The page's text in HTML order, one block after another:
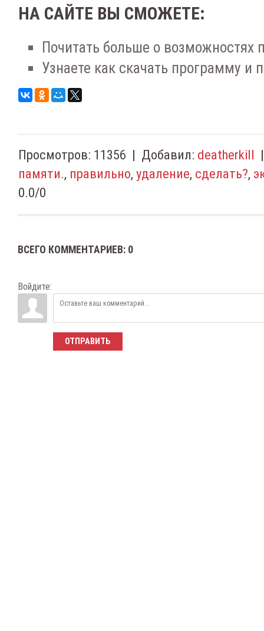
НА САЙТЕ ВЫ СМОЖЕТЕ:
Почитать больше о возможностях
Узнаете как скачать программу и
Просмотров: 11356 | Добавил: deatherkill
памяти., правильно, удаление, сделать?,
0.0/0
ВСЕГО КОММЕНТАРИЕВ: 0
Войдите:
ОТПРАВИТЬ